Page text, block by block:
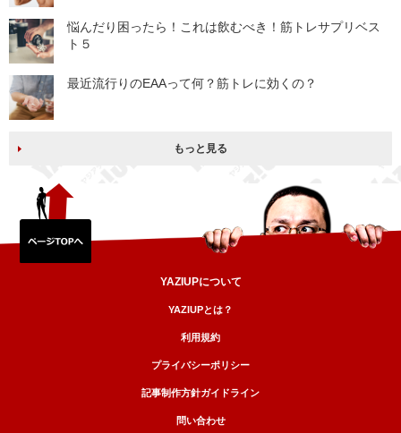
悩んだり困ったら！これは飲むべき！筋トレサプリベス
ト５
最近流行りのEAAって何？筋トレに効くの？
もっと見る
YAZIUPについて
YAZIUPとは？
利用規約
プライバシーポリシー
記事制作方針ガイドライン
問い合わせ